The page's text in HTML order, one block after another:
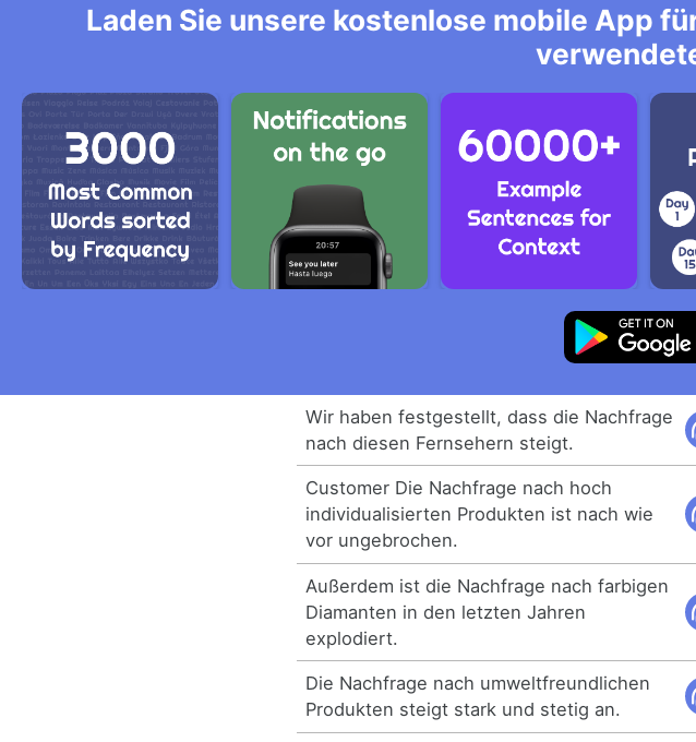
Laden Sie unsere kostenlose mobile App
Wir haben festgestellt, dass die Nachfrage
nach diesen Fernsehern steigt.
Customer Die Nachfrage nach hoch
individualisierten Produkten ist nach wie
vor ungebrochen.
Außerdem ist die Nachfrage nach farbigen
Diamanten in den letzten Jahren
explodiert.
Die Nachfrage nach umweltfreundlichen
Produkten steigt stark und stetig an.